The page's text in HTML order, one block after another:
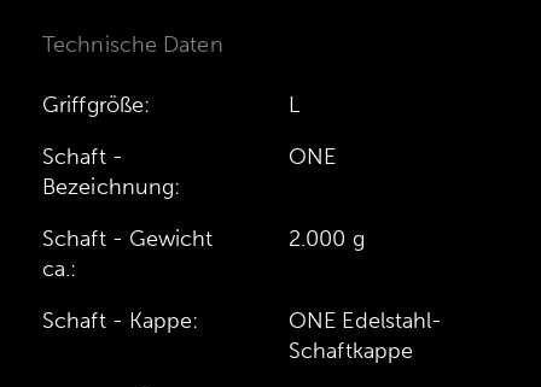
Technische Daten
Griffgröße:
L
Schaft -
Bezeichnung:
ONE
Schaft - Gewicht
ca.:
2.000 g
Schaft - Kappe:
ONE Edelstahl-
Schaftkappe